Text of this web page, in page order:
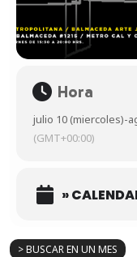
> BUSCAR EN UN MES
Hora
julio 10 (miercoles)-
(GMT+00:00)
»